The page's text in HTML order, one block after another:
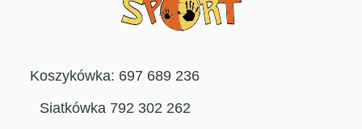
Koszykówka: 697 689 236
Siatkówka 792 302 262